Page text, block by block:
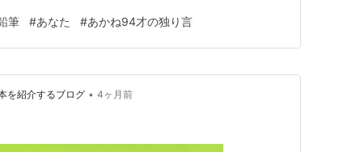
共感しています。[リンクは、最初に右クリックして
動…
筆 #あなた #あかね94才の独り言
を紹介するブログ • 4ヶ月前